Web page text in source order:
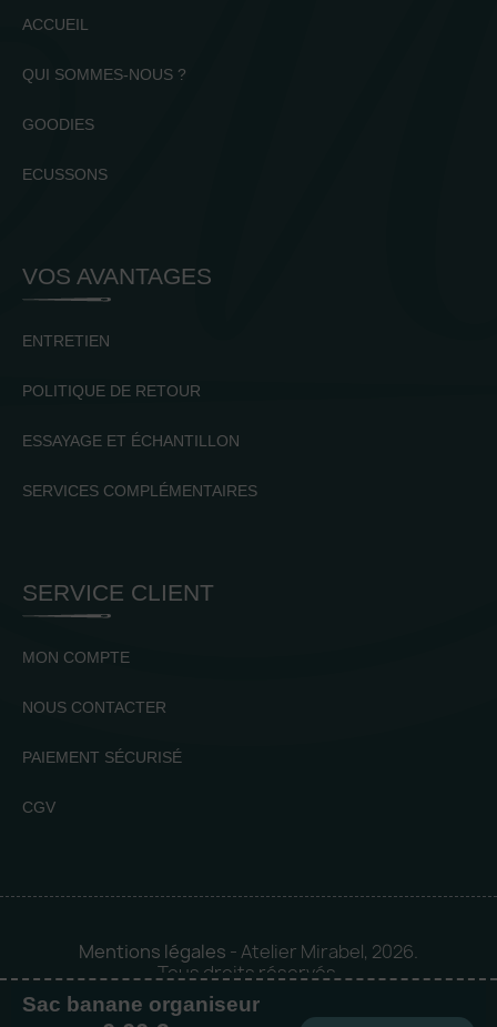
Sac banane organiseur
ACCUEIL
QUI SOMMES-NOUS ?
GOODIES
ECUSSONS
VOS AVANTAGES
ENTRETIEN
POLITIQUE DE RETOUR
ESSAYAGE ET ÉCHANTILLON
SERVICES COMPLÉMENTAIRES
SERVICE CLIENT
MON COMPTE
NOUS CONTACTER
PAIEMENT SÉCURISÉ
CGV
Mentions légales - Atelier Mirabel, 2026.
Tous droits réservés.
Mise en orbite 🪐 byLogia |